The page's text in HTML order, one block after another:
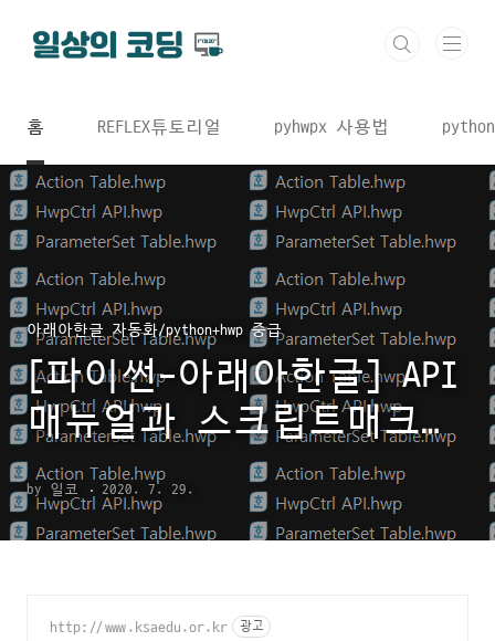
홈 REFLEX튜토리얼 pyhwpx 사용법
아래아한글 자동화/python+hwp 중급
[파이썬-아래아한글] API
매뉴얼과 스크립트매크로
가 다르다?
by 일코 2020. 7. 29.
http://www.ksaedu.or.kr 광고